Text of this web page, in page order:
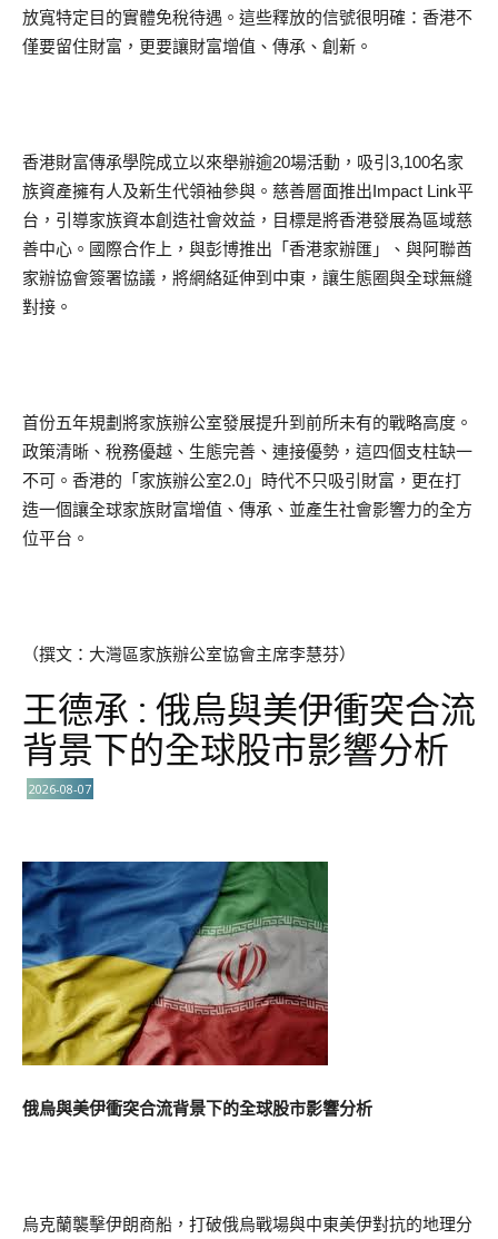
放寬特定目的實體免稅待遇。這些釋放的信號很明確：香港不
僅要留住財富，更要讓財富增值、傳承、創新。
香港財富傳承學院成立以來舉辦逾20場活動，吸引3,100名家
族資產擁有人及新生代領袖參與。慈善層面推出Impact Link平
台，引導家族資本創造社會效益，目標是將香港發展為區域慈
善中心。國際合作上，與彭博推出「香港家辦匯」、與阿聯酋
家辦協會簽署協議，將網絡延伸到中東，讓生態圈與全球無縫
對接。
首份五年規劃將家族辦公室發展提升到前所未有的戰略高度。
政策清晰、稅務優越、生態完善、連接優勢，這四個支柱缺一
不可。香港的「家族辦公室2.0」時代不只吸引財富，更在打
造一個讓全球家族財富增值、傳承、並產生社會影響力的全方
位平台。
（撰文：大灣區家族辦公室協會主席李慧芬）
王德承 : 俄烏與美伊衝突合流
背景下的全球股市影響分析
2026-08-07
俄烏與美伊衝突合流背景下的全球股市影響分析
烏克蘭襲擊伊朗商船，打破俄烏戰場與中東美伊對抗的地理分